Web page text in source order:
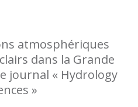
atmosphériques
dans la Grande
journal « Hydrology
»